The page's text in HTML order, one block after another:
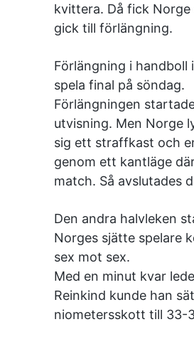
kvittera. Då fick
gick till förlängning.
Förlängning i
spela final på söndag.
Förlängningen
utvisning. Men Norge
sig ett straffkast och
genom ett kantläge
match. Så avslutades
Den andra halvleken
Norges sjätte spelare
sex mot sex.
Med en minut kvar
Reinkind kunde han
niometersskott till 33-